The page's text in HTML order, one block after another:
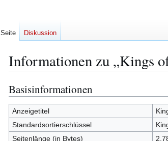
Informationen zu „Kings
Zur
Navigation
springen
Zur
Suche
springen
Basisinformationen
Anzeigetitel
Standardsortierschlüssel
Seitenlänge (in Bytes)
Seite Diskussion